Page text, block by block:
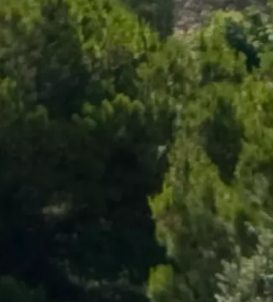
07 août 2026
Oenologie
Divers
Produits du terroir
Culture et Vin
de Corps de
Tupin-et-Semons
18:30
20:00
07 août 2026
Les Nuits des
Cellier des
Courthézon
19:00